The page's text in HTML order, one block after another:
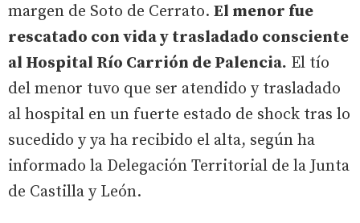
margen de Soto de Cerrato. El menor fue
rescatado con vida y trasladado consciente
al Hospital Río Carrión de Palencia. El tío
del menor tuvo que ser atendido y trasladado
al hospital en un fuerte estado de shock tras lo
sucedido y ya ha recibido el alta, según ha
informado la Delegación Territorial de la Junta
de Castilla y León.